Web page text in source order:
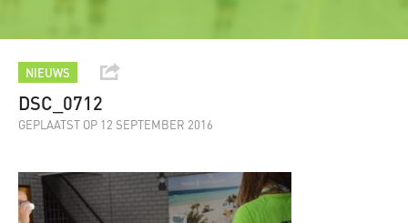
NIEUWS
DSC_0712
GEPLAATST OP 12 SEPTEMBER 2016